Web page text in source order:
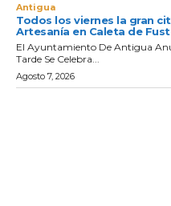
Antigua
Todos los viernes la gran
Artesanía en Caleta de
El Ayuntamiento De Antigua
Tarde Se Celebra...
Agosto 7, 2026